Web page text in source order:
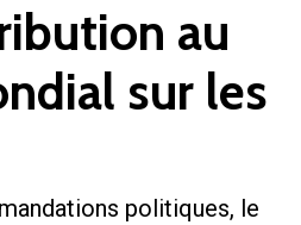
au
sur les
politiques, le